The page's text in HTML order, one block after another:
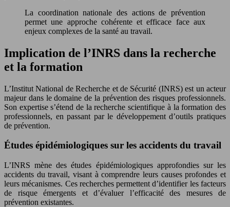
La coordination nationale des actions de prévention
permet une approche cohérente et efficace face aux
enjeux complexes de la santé au travail.
Implication de l’INRS dans la recherche
et la formation
L’Institut National de Recherche et de Sécurité (INRS) est un acteur
majeur dans le domaine de la prévention des risques professionnels.
Son expertise s’étend de la recherche scientifique à la formation des
professionnels, en passant par le développement d’outils pratiques
de prévention.
Études épidémiologiques sur les accidents du travail
L’INRS mène des études épidémiologiques approfondies sur les
accidents du travail, visant à comprendre leurs causes profondes et
leurs mécanismes. Ces recherches permettent d’identifier les facteurs
de risque émergents et d’évaluer l’efficacité des mesures de
prévention existantes.